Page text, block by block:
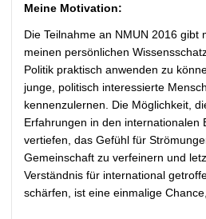
Meine Motivation:
Die Teilnahme an NMUN 2016 gibt
meinen persönlichen
Politik praktisch anwenden zu
junge, politisch interessierte
kennenzulernen. Die Möglichkeit,
Erfahrungen in den internationalen
vertiefen, das Gefühl für
Gemeinschaft zu verfeinern und
Verständnis für international
schärfen, ist eine einmalige